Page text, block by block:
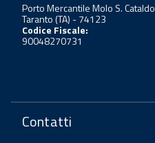
Porto Mercantile Molo S. Cataldo
Taranto (TA) - 74123
Codice Fiscale:
90048270731
Contatti